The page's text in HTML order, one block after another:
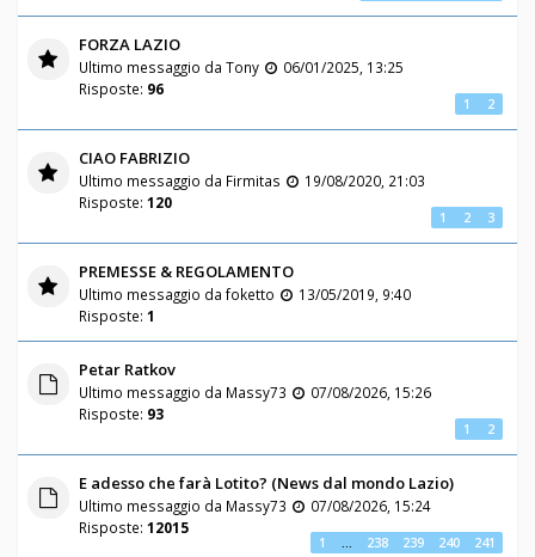
FORZA LAZIO
Ultimo messaggio da Tony
06/01/2025, 13:25
Risposte: 96
1 2
CIAO FABRIZIO
Ultimo messaggio da Firmitas
19/08/2020, 21:03
Risposte: 120
1 2 3
PREMESSE & REGOLAMENTO
Ultimo messaggio da foketto
13/05/2019, 9:40
Risposte: 1
Petar Ratkov
Ultimo messaggio da Massy73
07/08/2026, 15:26
Risposte: 93
1 2
E adesso che farà Lotito? (News dal mondo Lazio)
Ultimo messaggio da Massy73
07/08/2026, 15:24
Risposte: 12015
1 238 239 240 241